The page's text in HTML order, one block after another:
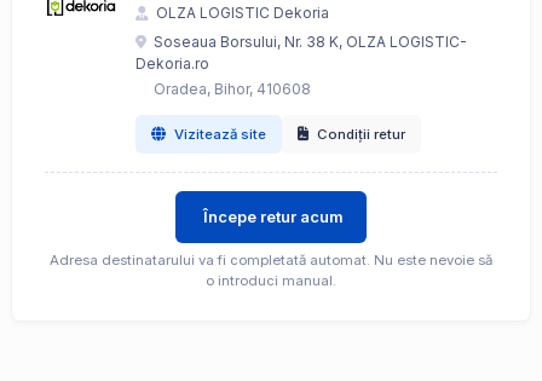
OLZA LOGISTIC Dekoria
Soseaua Borsului, Nr. 38 K, OLZA LOGISTIC-
Dekoria.ro
Oradea, Bihor, 410608
Vizitează site Condiții retur
Începe retur acum
Adresa destinatarului va fi completată automat. Nu este nevoie să
o introduci manual.